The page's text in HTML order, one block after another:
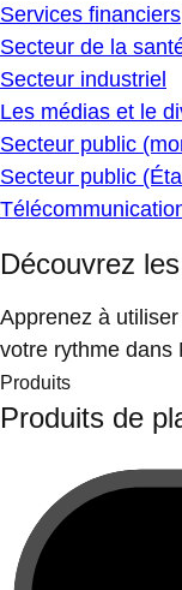
Services financiers
Secteur de la
Secteur industriel
Les médias et le
Secteur public
Secteur public
Découvrez
Apprenez à
votre rythme dans
Produits
Produits de